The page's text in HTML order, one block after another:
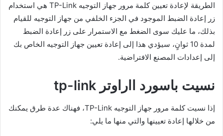
الطريقة لإعادة تعيين كلمة مرور جهاز التوجيه TP-Link هي استخدام
زر إعادة الضبط الموجود في الجزء الخلفي من جهاز التوجيه للقيام
بذلك، ما عليك سوى الضغط مع الاستمرار على زر إعادة الضبط
لمدة 10 ثوانٍ، سيؤدي هذا إلى إعادة تعيين جهاز التوجيه الخاص بك
إلى إعدادات المصنع الافتراضية.
نسيت باسورد ااراوتر tp-link
إذا نسيت كلمة مرور جهاز التوجيه TP-Link، فهناك عدة طرق يمكنك
من خلالها إعادة تعيينها والتي منها ما يلي: